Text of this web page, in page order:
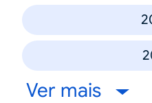
Ver mais